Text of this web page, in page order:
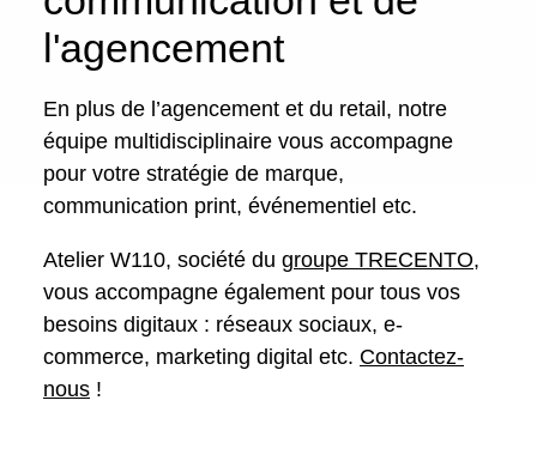
l'agencement
En plus de l’agencement et du retail, notre
équipe multidisciplinaire vous accompagne
pour votre stratégie de marque,
communication print, événementiel etc.
Atelier W110, société du groupe TRECENTO,
vous accompagne également pour tous vos
besoins digitaux : réseaux sociaux, e-
commerce, marketing digital etc. Contactez-
nous !